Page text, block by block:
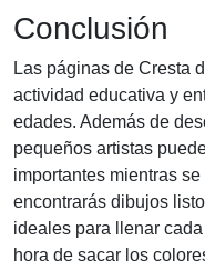
Conclusión
Las páginas de Cresta
actividad educativa y
edades. Además de
pequeños artistas
importantes mientras
encontrarás dibujos
ideales para llenar
hora de sacar los